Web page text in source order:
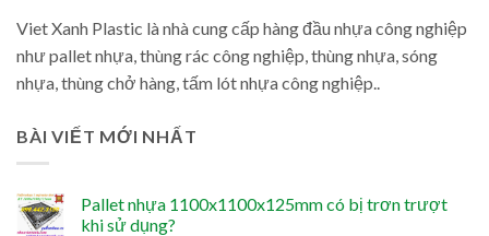
Viet Xanh Plastic là nhà cung cấp hàng đầu nhựa công nghiệp
như pallet nhựa, thùng rác công nghiệp, thùng nhựa, sóng
nhựa, thùng chở hàng, tấm lót nhựa công nghiệp..
BÀI VIẾT MỚI NHẤT
Pallet nhựa 1100x1100x125mm có bị trơn trượt
khi sử dụng?